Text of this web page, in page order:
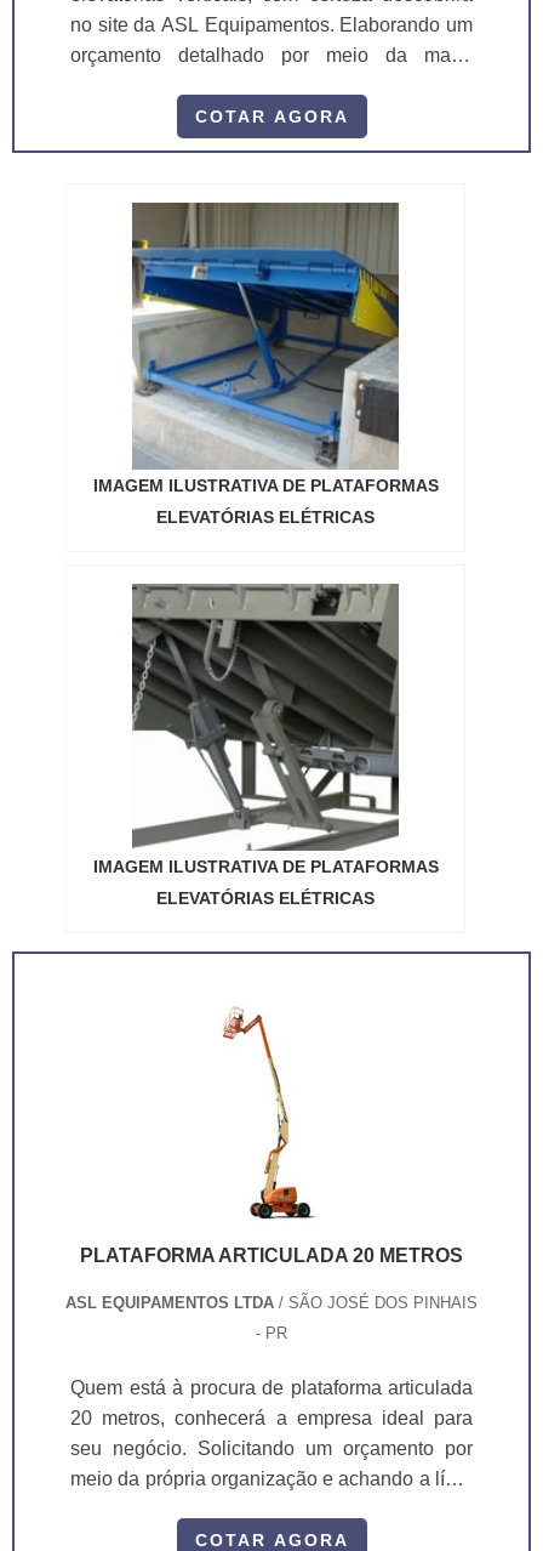
no site da ASL Equipamentos. Elaborando um
orçamento detalhado por meio da maior
referência em qualidade. Quando o tema é
plataformas elevatórias verticais, com os
encontrar ótima qualidade com qualidade e
rapidez no atendimento. ALGUNS DETALHES
SOBRE PLATAFORMAS ELEVATÓR...
COTAR AGORA
IMAGEM ILUSTRATIVA DE PLATAFORMAS
ELEVATÓRIAS ELÉTRICAS
IMAGEM ILUSTRATIVA DE PLATAFORMAS
ELEVATÓRIAS ELÉTRICAS
PLATAFORMA ARTICULADA 20 METROS
ASL EQUIPAMENTOS LTDA / SÃO JOSÉ DOS PINHAIS
- PR
Quem está à procura de plataforma articulada
20 metros, conhecerá a empresa ideal para
seu negócio. Solicitando um orçamento por
meio da própria organização e achando a líder
articulada 20 metros, com os profissionais
COTAR AGORA